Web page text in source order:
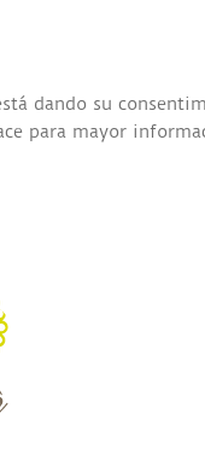
dando su
para mayor